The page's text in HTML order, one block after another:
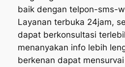
baik dengan telpon-sms-
Layanan terbuka 24jam,
dapat berkonsultasi
menanyakan info lebih
berkenan dapat